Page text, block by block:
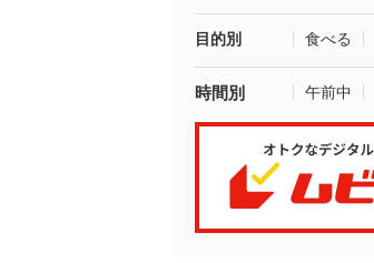
目的別 食べる
時間別 午前中